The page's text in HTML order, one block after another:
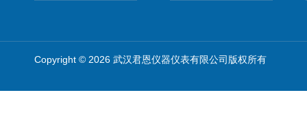
Copyright © 2026 武汉君恩仪器仪表有限公司版权所有